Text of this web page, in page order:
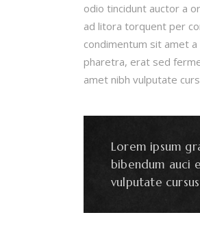
odio tincidunt auctor a
ad litora torquent per
condimentum sit amet
pharetra, erat sed
amet nibh vulputate
Lorem ipsum
bibendum auci
vulputate